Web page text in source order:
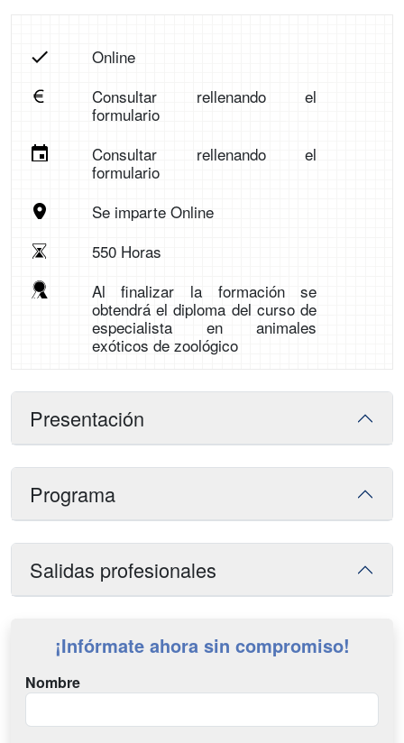
Online
Consultar rellenando el
formulario
Consultar rellenando el
formulario
Se imparte Online
550 Horas
Al finalizar la formación se
obtendrá el diploma del curso de
especialista en animales
exóticos de zoológico
Presentación
Programa
Salidas profesionales
¡Infórmate ahora sin compromiso!
Nombre